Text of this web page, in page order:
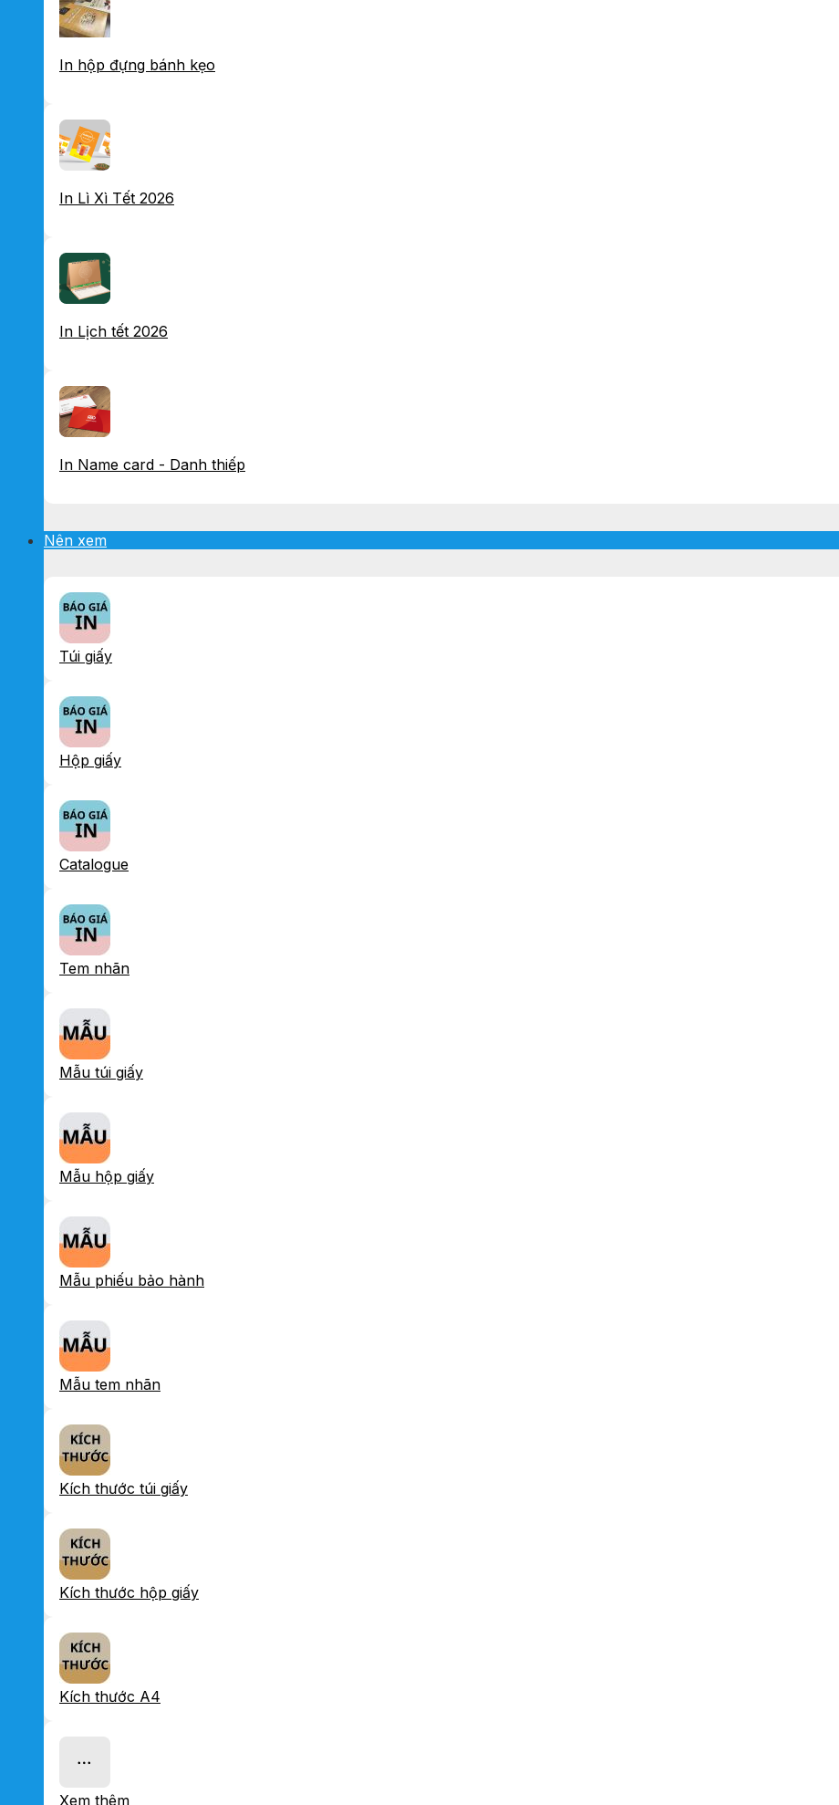
In hộp đựng bánh kẹo
In Lì Xì Tết 2026
In Lịch tết 2026
In Name card - Danh thiếp
Nên xem
Túi giấy
Hộp giấy
Catalogue
Tem nhãn
Mẫu túi giấy
Mẫu hộp giấy
Mẫu phiếu bảo hành
Mẫu tem nhãn
Kích thước túi giấy
Kích thước hộp giấy
Kích thước A4
Xem thêm